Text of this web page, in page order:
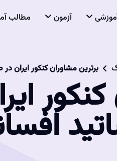
آزمون مطالب
برترین مشاوران کنکور ایران